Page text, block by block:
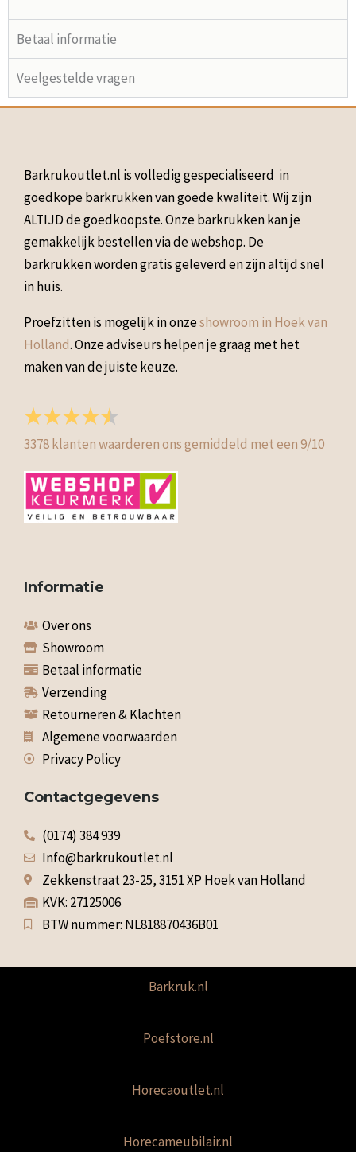
Betaal informatie
Veelgestelde vragen
Barkrukoutlet.nl is volledig gespecialiseerd in
goedkope barkrukken van goede kwaliteit. Wij zijn
ALTIJD de goedkoopste. Onze barkrukken kan je
gemakkelijk bestellen via de webshop. De
barkrukken worden gratis geleverd en zijn altijd snel
in huis.
Proefzitten is mogelijk in onzeshowroom in Hoek van
Holland. Onze adviseurs helpen je graag met het
maken van de juiste keuze.
3378klanten waarderen ons gemiddeld met een9/10
Informatie
Over ons
Showroom
Betaal informatie
Verzending
Retourneren & Klachten
Algemene voorwaarden
Privacy Policy
Contactgegevens
(0174) 384 939
Info@barkrukoutlet.nl
Zekkenstraat 23-25, 3151 XP Hoek van Holland
KVK: 27125006
BTW nummer: NL818870436B01
Barkruk.nl
Poefstore.nl
Horecaoutlet.nl
Horecameubilair.nl